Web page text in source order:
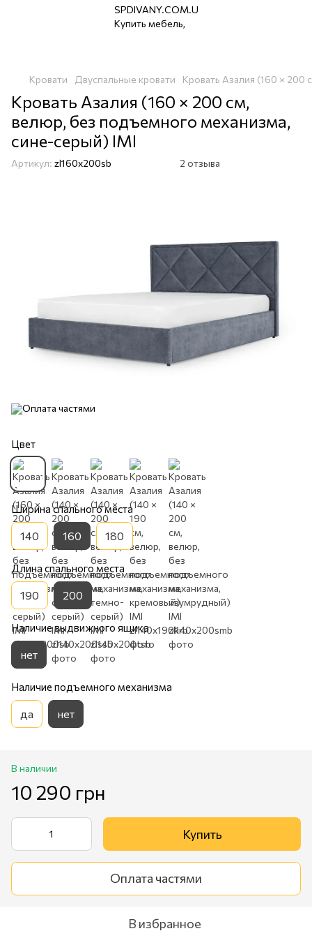
Кровати Двуспальные кровати Кровать Азалия (160 ×
Кровать Азалия (160 × 200 см,
велюр, без подъемного механизма,
сине-серый) IMI
Артикул: zl160x200sb 2 отзыва
Цвет
Ширина спального места
140 160 180
Длина спального места
190 200
Наличие выдвижного ящика
нет
Наличие подъемного механизма
да нет
В наличии
10 290 грн
Купить
Оплата частями
В избранное